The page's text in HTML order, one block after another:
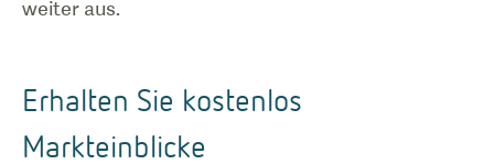
weiter aus.
Erhalten Sie kostenlos
Markteinblicke